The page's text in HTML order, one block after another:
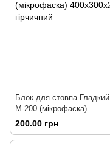
Блок для стовпа Гладкий
М-200 (мікрофаска)
400х300х200 гірчичний
200.00 грн